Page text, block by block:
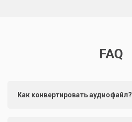
FAQ
Как конвертировать аудиофайл?